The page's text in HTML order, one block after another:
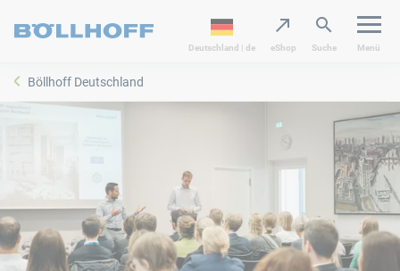
Deutschland | de eShop Suche Menü
Böllhoff Deutschland